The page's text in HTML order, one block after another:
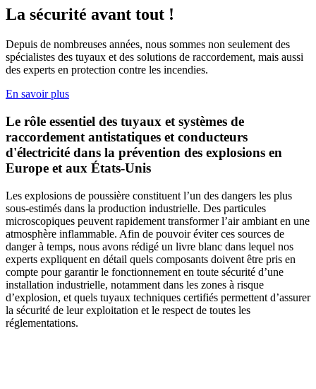
La sécurité avant tout !
Depuis de nombreuses années, nous sommes non seulement des
spécialistes des tuyaux et des solutions de raccordement, mais aussi
des experts en protection contre les incendies.
En savoir plus
Le rôle essentiel des tuyaux et systèmes de
raccordement antistatiques et conducteurs
d'électricité dans la prévention des explosions en
Europe et aux États-Unis
Les explosions de poussière constituent l’un des dangers les plus
sous-estimés dans la production industrielle. Des particules
microscopiques peuvent rapidement transformer l’air ambiant en une
atmosphère inflammable. Afin de pouvoir éviter ces sources de
danger à temps, nous avons rédigé un livre blanc dans lequel nos
experts expliquent en détail quels composants doivent être pris en
compte pour garantir le fonctionnement en toute sécurité d’une
installation industrielle, notamment dans les zones à risque
d’explosion, et quels tuyaux techniques certifiés permettent d’assurer
la sécurité de leur exploitation et le respect de toutes les
réglementations.